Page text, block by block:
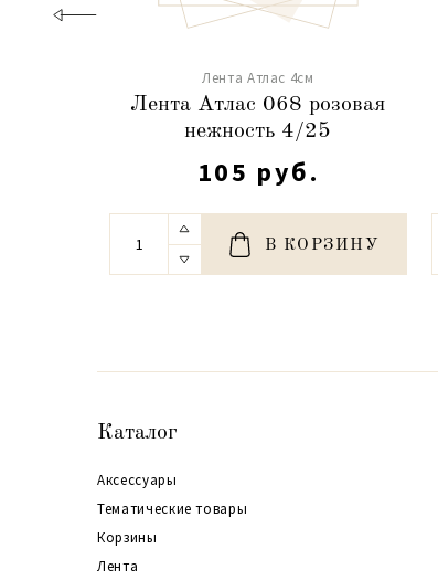
Лента Атлас 4см
Лента Атлас 068 розовая
нежность 4/25
105 руб.
В КОРЗИНУ
Каталог
Аксессуары
Тематические товары
Корзины
Лента